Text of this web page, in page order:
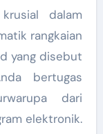
dalam
rangkaian
yang disebut
bertugas
dari
elektronik.